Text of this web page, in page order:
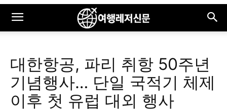
대한항공, 파리 취항 50주년
기념행사… 단일 국적기 체제
이후 첫 유럽 대외 행사